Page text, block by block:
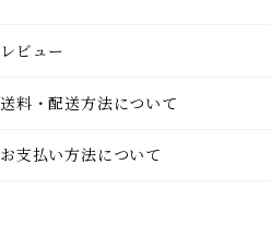
レビュー
送料・配送方法について
お支払い方法について